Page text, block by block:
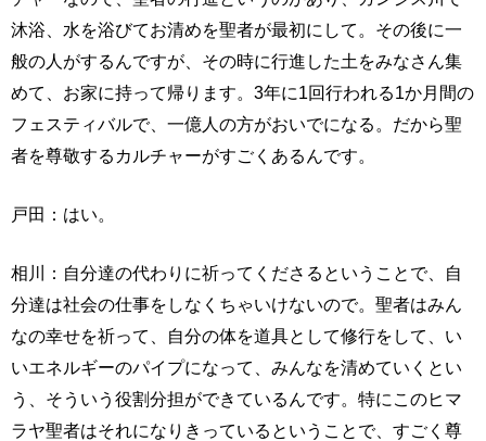
沐浴、水を浴びてお清めを聖者が最初にして。その後に一
般の人がするんですが、その時に行進した土をみなさん集
めて、お家に持って帰ります。3年に1回行われる1か月間の
フェスティバルで、一億人の方がおいでになる。だから聖
者を尊敬するカルチャーがすごくあるんです。
戸田：はい。
相川：自分達の代わりに祈ってくださるということで、自
分達は社会の仕事をしなくちゃいけないので。聖者はみん
なの幸せを祈って、自分の体を道具として修行をして、い
いエネルギーのパイプになって、みんなを清めていくとい
う、そういう役割分担ができているんです。特にこのヒマ
ラヤ聖者はそれになりきっているということで、すごく尊